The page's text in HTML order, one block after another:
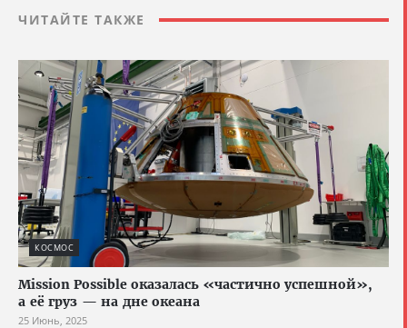
ЧИТАЙТЕ ТАКЖЕ
КОСМОС
Mission Possible оказалась «частично успешной»,
а её груз — на дне океана
25 Июнь, 2025